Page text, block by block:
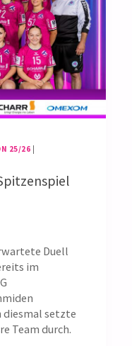
25/26 |
Duell
im
diesmal setzte
Team durch.